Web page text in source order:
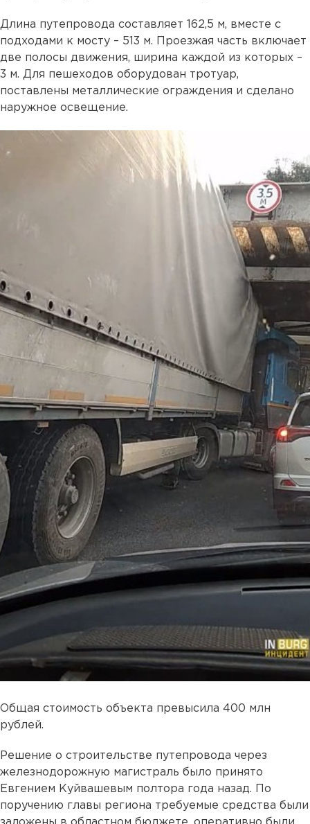
Длина путепровода составляет 162,5 м, вместе с
подходами к мосту – 513 м. Проезжая часть включает
две полосы движения, ширина каждой из которых –
3 м. Для пешеходов оборудован тротуар,
поставлены металлические ограждения и сделано
наружное освещение.
Общая стоимость объекта превысила 400 млн
рублей.
Решение о строительстве путепровода через
железнодорожную магистраль было принято
Евгением Куйвашевым полтора года назад. По
поручению главы региона требуемые средства были